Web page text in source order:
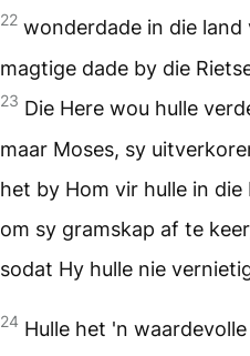
22 wonderdade in die land
magtige dade by die
23 Die Here wou hulle
maar Moses, sy
het by Hom vir hulle in die
om sy gramskap af te
sodat Hy hulle nie
24 Hulle het 'n